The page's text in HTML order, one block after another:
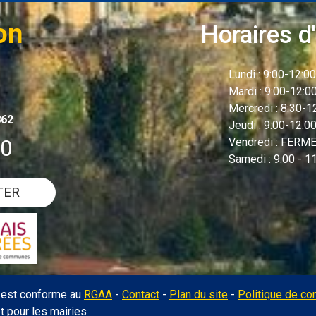
Horaires d'
Lundi : 9:00-
Mardi : 9:00-
Mercredi : 8:30-
Jeudi : 9:00-
Vendredi :
Samedi : 9:00 -
conforme au RGAA - Contact - Plan du site - Politique de
pour les mairies